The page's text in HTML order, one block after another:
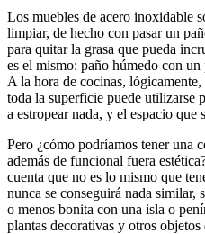
Los muebles de acero inoxidable
limpiar, de hecho con pasar un
para quitar la grasa que pueda
es el mismo: paño húmedo con
A la hora de cocinas,
toda la superficie puede utilizarse
a estropear nada, y el espacio que
Pero ¿cómo podríamos tener una
además de funcional fuera
cuenta que no es lo mismo que
nunca se conseguirá nada similar,
o menos bonita con una isla o
plantas decorativas y otros